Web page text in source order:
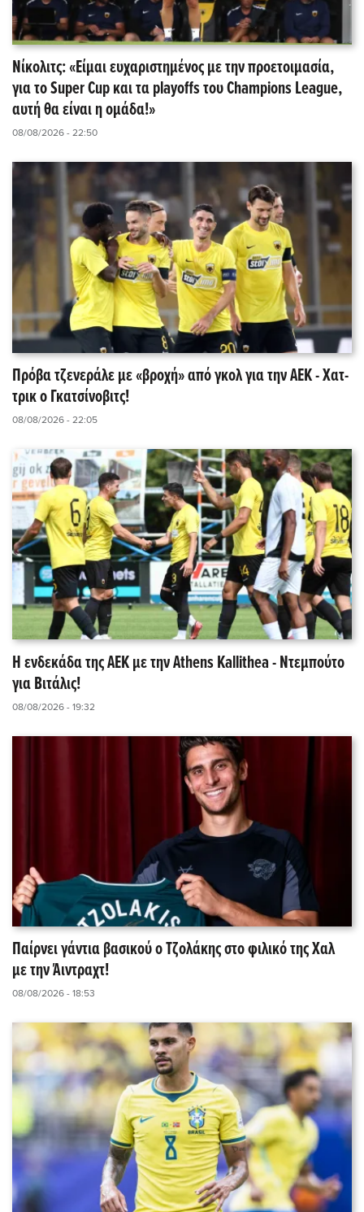
Νίκολιτς: «Είμαι ευχαριστημένος με την προετοιμασία,
για το Super Cup και τα playoffs του Champions League,
αυτή θα είναι η ομάδα!»
08/08/2026 - 22:50
Πρόβα τζενεράλε με «βροχή» από γκολ για την ΑΕΚ - Χατ-
τρικ ο Γκατσίνοβιτς!
08/08/2026 - 22:05
Η ενδεκάδα της ΑΕΚ με την Athens Kallithea - Ντεμπούτο
για Βιτάλις!
08/08/2026 - 19:32
Παίρνει γάντια βασικού ο Τζολάκης στο φιλικό της Χαλ
με την Άιντραχτ!
08/08/2026 - 18:53